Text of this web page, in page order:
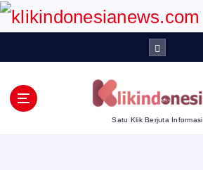
S
Satu Klik Berjuta Informasi